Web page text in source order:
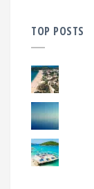
TOP POSTS